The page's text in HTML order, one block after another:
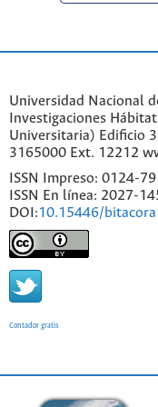
Universidad Nacional
Investigaciones
Universitaria) Edificio
3165000 Ext. 12212
ISSN Impreso: 0124-
ISSN En línea: 2027-
DOI:10.15446/bitacora
Contador gratis